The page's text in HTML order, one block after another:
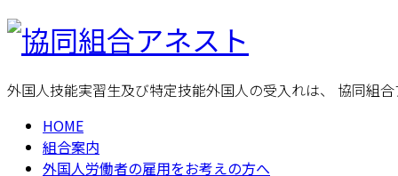
外国人技能実習生及び特定技能外国人の受入れは、 協同組
HOME
組合案内
外国人労働者の雇用をお考えの方へ